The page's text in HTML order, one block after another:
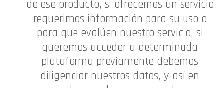
de ese producto, si ofrecemos un servicio
requerimos información para su uso o
para que evalúen nuestro servicio, si
queremos acceder a determinada
plataforma previamente debemos
diligenciar nuestros datos, y así en